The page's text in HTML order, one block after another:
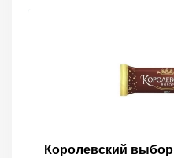
Королевский выбор